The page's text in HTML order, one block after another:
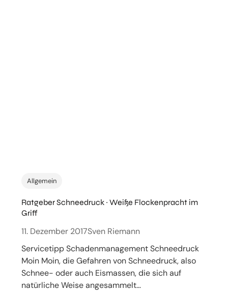
Allgemein
Ratgeber Schneedruck ~ Weiße Flockenpracht im
Griff
11. Dezember 2017Sven Riemann
Servicetipp Schadenmanagement Schneedruck
Moin Moin, die Gefahren von Schneedruck, also
Schnee- oder auch Eismassen, die sich auf
natürliche Weise angesammelt…